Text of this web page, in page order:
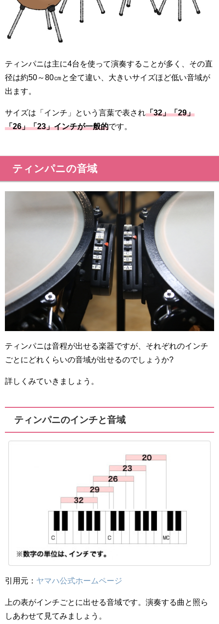
ティンパニは主に4台を使って演奏することが多く、その直
径は約50～80㎝と全て違い、大きいサイズほど低い音域が
出ます。
サイズは「インチ」という言葉で表され「32」「29」
「26」「23」インチが一般的です。
ティンパニの音域
ティンパニは音程が出せる楽器ですが、それぞれのインチ
ごとにどれくらいの音域が出せるのでしょうか?
詳しくみていきましょう。
ティンパニのインチと音域
引用元： ヤマハ公式ホームページ
上の表がインチごとに出せる音域です。演奏する曲と照ら
しあわせて見てみましょう。